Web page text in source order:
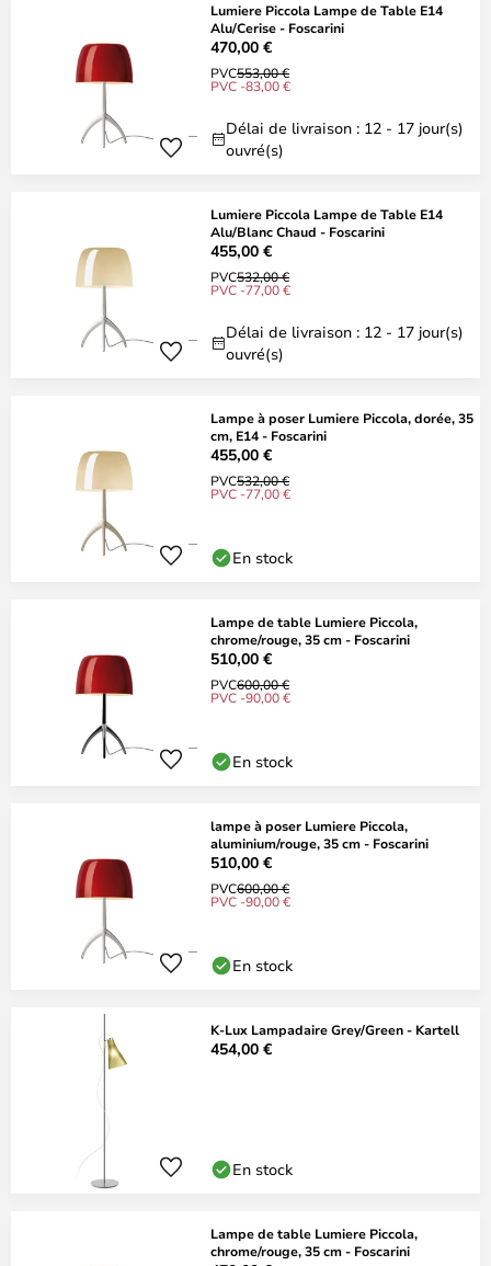
Lumiere Piccola Lampe de Table E14
Alu/Cerise - Foscarini
470,00 €
PVC553,00 €
PVC -83,00 €
Délai de livraison : 12 - 17 jour(s)
ouvré(s)
Lumiere Piccola Lampe de Table E14
Alu/Blanc Chaud - Foscarini
455,00 €
PVC532,00 €
PVC -77,00 €
Délai de livraison : 12 - 17 jour(s)
ouvré(s)
Lampe à poser Lumiere Piccola, dorée, 35
cm, E14 - Foscarini
455,00 €
PVC532,00 €
PVC -77,00 €
En stock
Lampe de table Lumiere Piccola,
chrome/rouge, 35 cm - Foscarini
510,00 €
PVC600,00 €
PVC -90,00 €
En stock
lampe à poser Lumiere Piccola,
aluminium/rouge, 35 cm - Foscarini
510,00 €
PVC600,00 €
PVC -90,00 €
En stock
K-Lux Lampadaire Grey/Green - Kartell
454,00 €
En stock
Lampe de table Lumiere Piccola,
chrome/rouge, 35 cm - Foscarini